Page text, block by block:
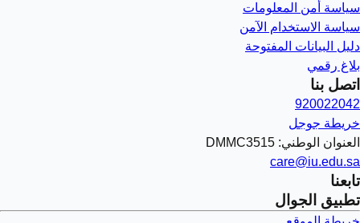
سياسة أمن المعلومات
سياسة الاستخدام الآمن
دليل البيانات المفتوحة
بلاغ رقمي
اتصل بنا
920022042
خريطة جوجل
العنوان الوطني: DMMC3515
care@iu.edu.sa
تابعنا
تطبيق الجوال